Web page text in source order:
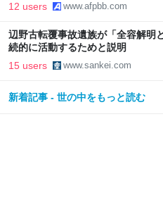
12 users www.afpbb.com
辺野古転覆事故遺族が「全容解
続的に活動するためと説明
15 users www.sankei.com
新着記事 - 世の中をもっと読む